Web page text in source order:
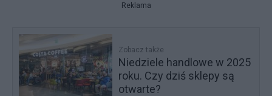
Reklama
Zobacz także
Niedziele handlowe w 2025
roku. Czy dziś sklepy są
otwarte?